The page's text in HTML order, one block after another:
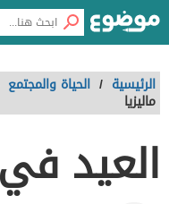
الرئيسية / الحياة والمجتمع
ماليزيا
العيد في